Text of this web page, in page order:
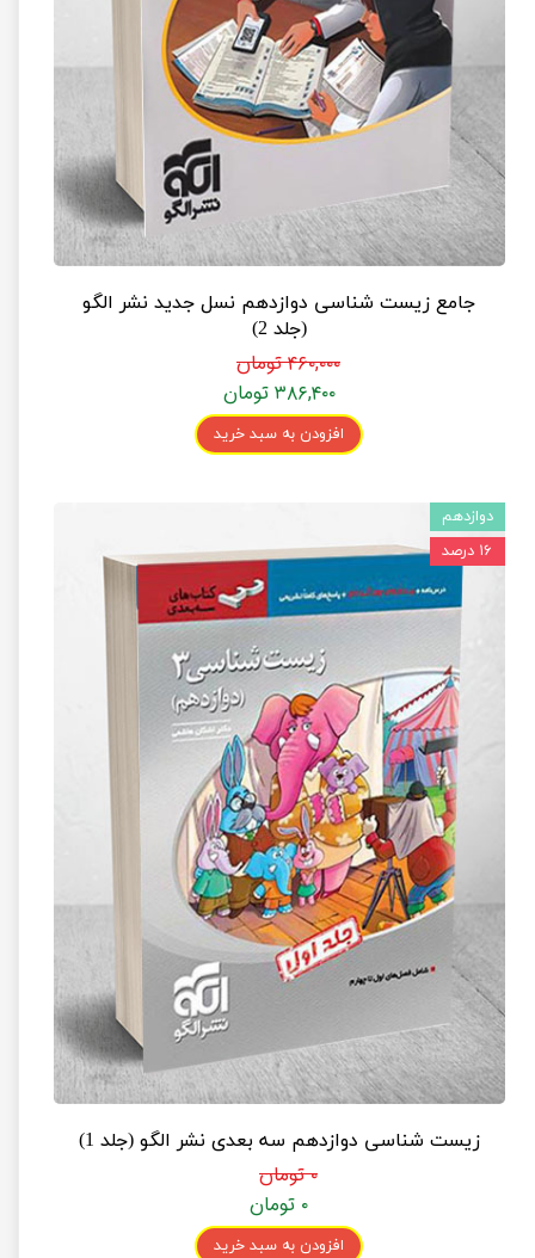
جامع زیست شناسی دوازدهم نسل جدید نشر الگو
(جلد 2)
۴۶۰,۰۰۰ تومان
۳۸۶,۴۰۰ تومان
افزودن به سبد خرید
زیست شناسی دوازدهم سه بعدی نشر الگو (جلد 1)
۰ تومان
۰ تومان
افزودن به سبد خرید
دوازدهم
۱۶ درصد